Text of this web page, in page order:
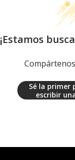
¡Estamos
Sé la primer
escribir